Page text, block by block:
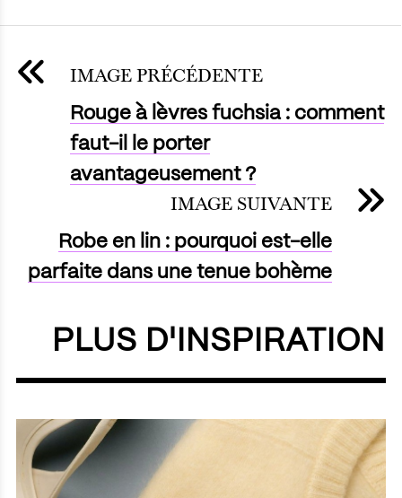
IMAGE PRÉCÉDENTE
Rouge à lèvres fuchsia : comment
faut-il le porter
avantageusement ?
IMAGE SUIVANTE
Robe en lin : pourquoi est-elle
parfaite dans une tenue bohème
PLUS D'INSPIRATION